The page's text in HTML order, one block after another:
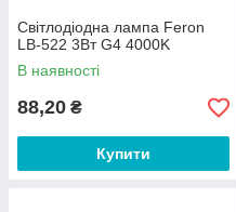
Світлодіодна лампа Feron
LB-522 3Вт G4 4000K
В наявності
88,20 ₴
Купити